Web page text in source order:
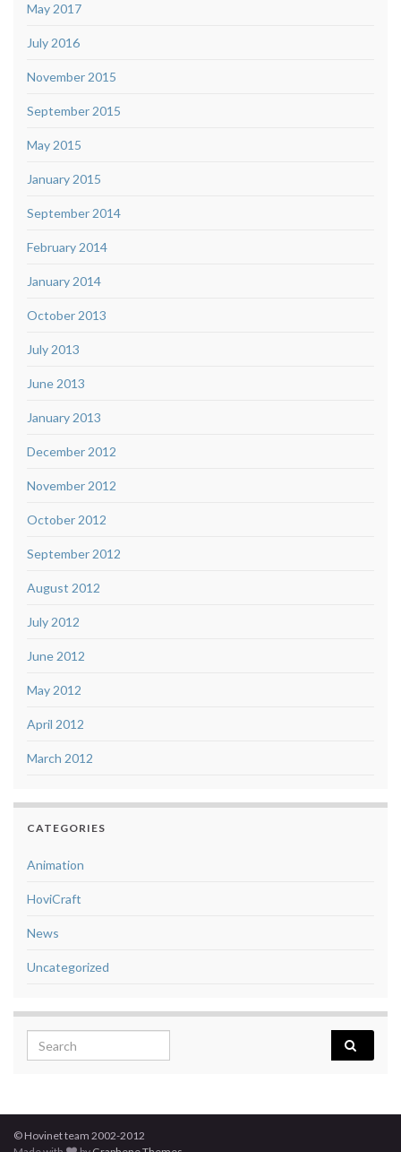
May 2017
July 2016
November 2015
September 2015
May 2015
January 2015
September 2014
February 2014
January 2014
October 2013
July 2013
June 2013
January 2013
December 2012
November 2012
October 2012
September 2012
August 2012
July 2012
June 2012
May 2012
April 2012
March 2012
CATEGORIES
Animation
HoviCraft
News
Uncategorized
Search for:
© Hovinet team 2002-2012